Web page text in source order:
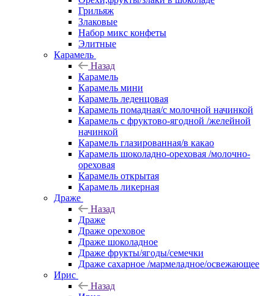
Грильяж
Злаковые
Набор микс конфеты
Элитные
Карамель
Назад
Карамель
Карамель мини
Карамель леденцовая
Карамель помадная/с молочной начинкой
Карамель с фруктово-ягодной /желейной
начинкой
Карамель глазированная/в какао
Карамель шоколадно-ореховая /молочно-
ореховая
Карамель открытая
Карамель ликерная
Драже
Назад
Драже
Драже ореховое
Драже шоколадное
Драже фрукты/ягоды/семечки
Драже сахарное /мармеладное/освежающее
Ирис
Назад